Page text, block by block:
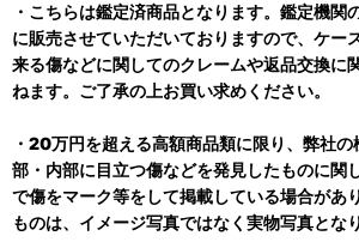
・こちらは鑑定済商品となります。鑑定機関
に販売させていただいておりますので、ケー
来る傷などに関してのクレームや返品交換に
ねます。ご了承の上お買い求めください。
・20万円を超える高額商品類に限り、弊社
部・内部に目立つ傷などを発見したものに関
で傷をマーク等をして掲載している場合があ
ものは、イメージ写真ではなく実物写真とな